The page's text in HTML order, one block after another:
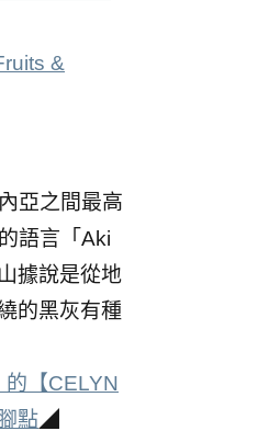
&
亞之間最高
語言「Aki
據說是從地
的黑灰有種
【CELYN
點◢